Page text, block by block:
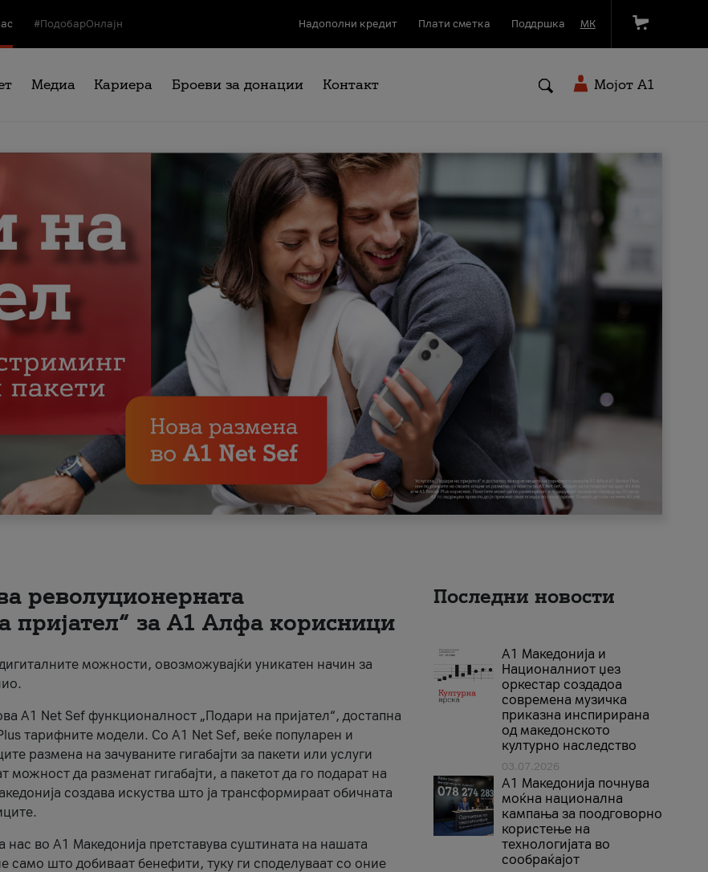
#ПодобарОнлајн Надополни кредит Плати сметка Поддршка МК
Медиа Кариера Броеви за донации Контакт Мојот A1
револуционерната
пријател“ за А1 Алфа корисници
можности, овозможувајќи уникатен начин за
A1 Net Sef функционалност „Подари на пријател“, достапна
тарифните модели. Со A1 Net Sef, веќе популарен и
размена на зачуваните гигабајти за пакети или услуги
да разменат гигабајти, а пакетот да го подарат на
создава искуства што ја трансформираат обичната
во А1 Македонија претставува суштината на нашата
само што добиваат бенефити, туку ги споделуваат со оние
Последни новости
А1 Македонија и
Националниот џез
оркестар создадоа
современа музичка
приказна инспирирана
од македонското
културно наследство
03.07.2026
A1 Македонија почнува
моќна национална
кампања за поодговорно
користење на
технологијата во
сообраќајот